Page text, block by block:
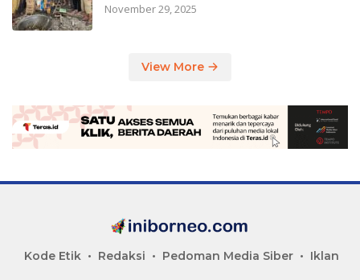
November 29, 2025
View More
Kode Etik Redaksi Pedoman Media Siber Iklan